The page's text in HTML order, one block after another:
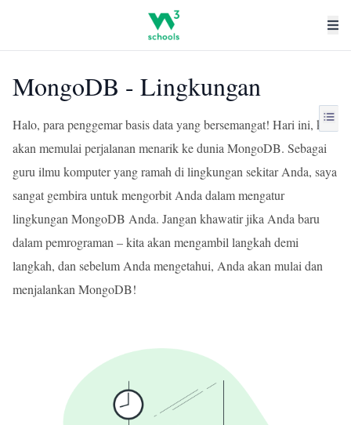
MongoDB - Lingkungan
Halo, para penggemar basis data yang bersemangat! Hari ini, kita
akan memulai perjalanan menarik ke dunia MongoDB. Sebagai
guru ilmu komputer yang ramah di lingkungan sekitar Anda, saya
sangat gembira untuk mengorbit Anda dalam mengatur
lingkungan MongoDB Anda. Jangan khawatir jika Anda baru
dalam pemrograman – kita akan mengambil langkah demi
langkah, dan sebelum Anda mengetahui, Anda akan mulai dan
menjalankan MongoDB!